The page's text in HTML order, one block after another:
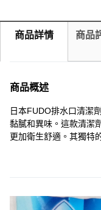
商品詳情 商品
商品概述
日本FUDO排水口清潔
黏膩和異味。這款清潔
更加衛生舒適。其獨特
品為非塩素系，使用更